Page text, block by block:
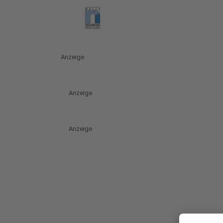
Anzeige
Anzeige
Anzeige